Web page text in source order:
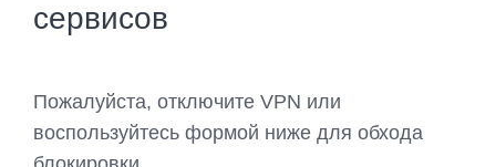
сервисов
Пожалуйста, отключите VPN или
воспользуйтесь формой ниже для обхода